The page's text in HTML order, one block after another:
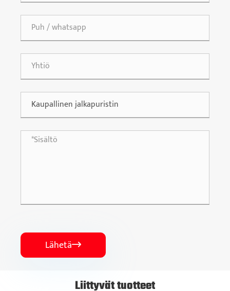
Lähetä
Liittyvät tuotteet